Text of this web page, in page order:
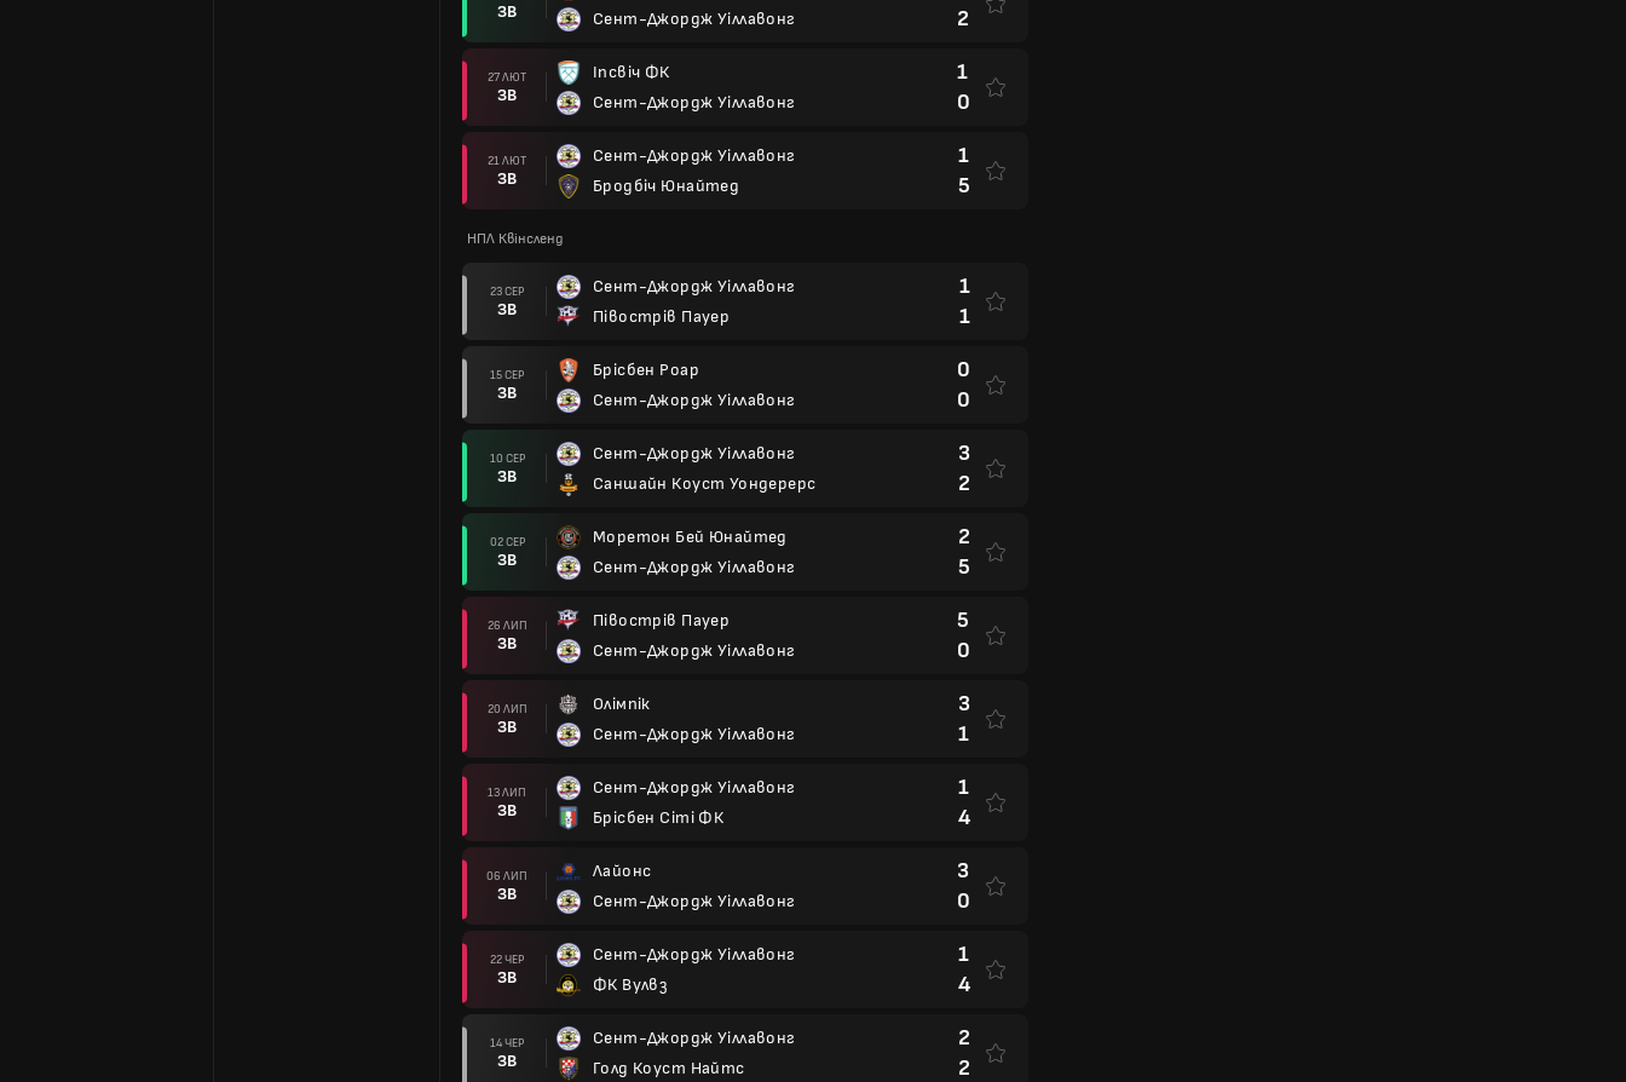
ЗВ
Сент-Джордж Уіллавонг
2
27 ЛЮТ
ЗВ
Іпсвіч ФК
Сент-Джордж Уіллавонг
1
0
21 ЛЮТ
ЗВ
Сент-Джордж Уіллавонг
Бродбіч Юнайтед
1
5
НПЛ Квінсленд
23 СЕР
ЗВ
Сент-Джордж Уіллавонг
Півострів Пауер
1
1
15 СЕР
ЗВ
Брісбен Роар
Сент-Джордж Уіллавонг
0
0
10 СЕР
ЗВ
Сент-Джордж Уіллавонг
Саншайн Коуст Уондерерс
3
2
02 СЕР
ЗВ
Моретон Бей Юнайтед
Сент-Джордж Уіллавонг
2
5
26 ЛИП
ЗВ
Півострів Пауер
Сент-Джордж Уіллавонг
5
0
20 ЛИП
ЗВ
Олімпік
Сент-Джордж Уіллавонг
3
1
13 ЛИП
ЗВ
Сент-Джордж Уіллавонг
Брісбен Сіті ФК
1
4
06 ЛИП
ЗВ
Лайонс
Сент-Джордж Уіллавонг
3
0
22 ЧЕР
ЗВ
Сент-Джордж Уіллавонг
ФК Вулвз
1
4
14 ЧЕР
ЗВ
Сент-Джордж Уіллавонг
Голд Коуст Найтс
2
2